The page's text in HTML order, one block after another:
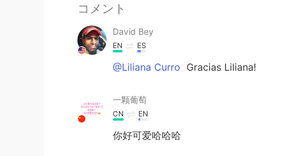
コメント
David Bey
EN ES
@Liliana Curro Gracias Liliana!
一颗葡萄
CN EN
你好可爱哈哈哈